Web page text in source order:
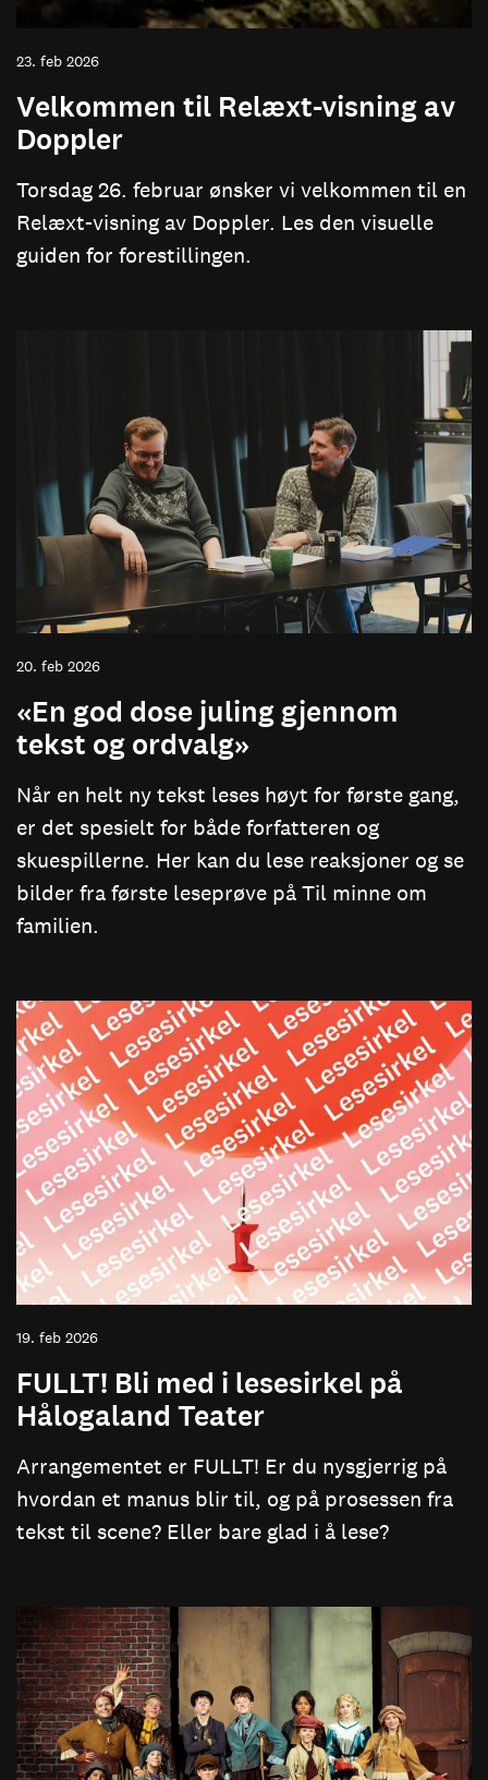
23. feb 2026
Velkommen til Relæxt-visning av
Doppler
Torsdag 26. februar ønsker vi velkommen til en
Relæxt-visning av Doppler. Les den visuelle
guiden for forestillingen.
20. feb 2026
«En god dose juling gjennom
tekst og ordvalg»
Når en helt ny tekst leses høyt for første gang,
er det spesielt for både forfatteren og
skuespillerne. Her kan du lese reaksjoner og se
bilder fra første leseprøve på Til minne om
familien.
19. feb 2026
FULLT! Bli med i lesesirkel på
Hålogaland Teater
Arrangementet er FULLT! Er du nysgjerrig på
hvordan et manus blir til, og på prosessen fra
tekst til scene? Eller bare glad i å lese?